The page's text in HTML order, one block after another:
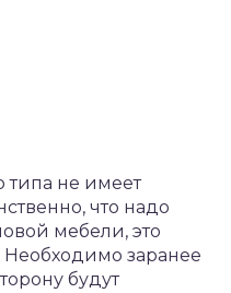
типа не имеет
что надо
мебели, это
Необходимо заранее
будут